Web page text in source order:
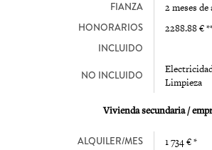
FIANZA 2 meses
HONORARIOS 2288.88 €
INCLUIDO
NO INCLUIDO
Limpieza
Vivienda secundaria /
ALQUILER/MES 1 734 € *